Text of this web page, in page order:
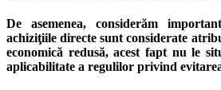
De asemenea, considerăm
achiziţiile directe sunt considerate
economică redusă, acest fapt nu le
aplicabilitate a regulilor privind